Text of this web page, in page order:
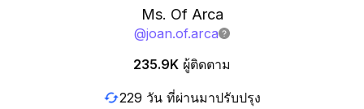
Ms. Of Arca
@joan.of.arca
235.9K ผู้ติดตาม
229 วัน ที่ผ่านมาปรับปรุง